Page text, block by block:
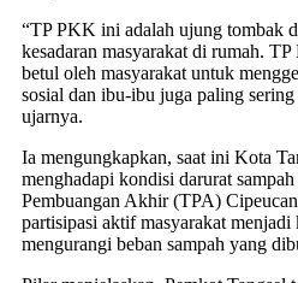
“TP PKK ini adalah ujung tombak
kesadaran masyarakat di rumah.
betul oleh masyarakat untuk
sosial dan ibu-ibu juga paling
ujarnya.
Ia mengungkapkan, saat ini Kota
menghadapi kondisi darurat
Pembuangan Akhir (TPA)
partisipasi aktif masyarakat
mengurangi beban sampah yang